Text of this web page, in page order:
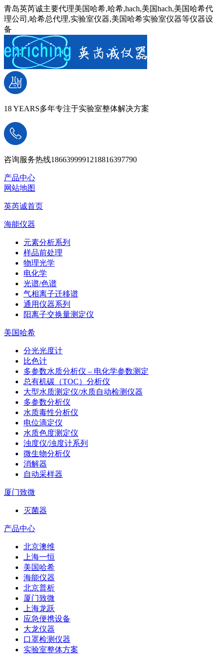
青岛英芮诚主要代理美国哈希,哈希,hach,美国hach,美国哈希代
理公司,哈希总代理,实验室仪器,美国哈希实验室仪器等仪器设
备
18 YEARS多年专注于实验室整体解决方案
咨询服务热线1866399991218816397790
产品中心
网站地图
英芮诚首页
海能仪器
元素分析系列
样品前处理
物理光学
电化学
光谱/色谱
气相离子迁移谱
通用仪器系列
阳离子交换量测定仪
美国哈希
分光光度计
比色计
多参数水质分析仪 – 电化学参数测定
总有机碳（TOC）分析仪
大型水质测定仪/水质自动检测仪器
多参数分析仪
水质毒性分析仪
电位滴定仪
水质色度测定仪
浊度仪/浊度计系列
微生物分析仪
消解器
自动采样器
厦门致微
灭菌器
产品中心
北京澳维
上海一恒
美国哈希
海能仪器
北京普析
厦门致微
上海龙跃
应急便携设备
大龙仪器
口罩检测仪器
实验室整体方案